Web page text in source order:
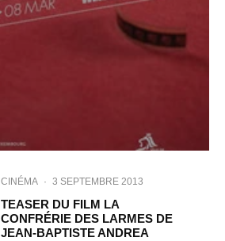
CINÉMA · 3 SEPTEMBRE 2013
TEASER DU FILM LA
CONFRÉRIE DES LARMES DE
JEAN-BAPTISTE ANDREA